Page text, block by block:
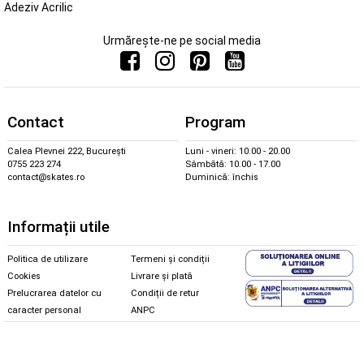
Adeziv Acrilic
Urmărește-ne pe social media
Contact
Calea Plevnei 222, București
0755 223 274
contact@skates.ro
Program
Luni - vineri: 10.00 - 20.00
Sâmbătă: 10.00 - 17.00
Duminică: închis
Informații utile
Politica de utilizare
Cookies
Prelucrarea datelor cu
caracter personal
Termeni și condiții
Livrare și plată
Condiții de retur
ANPC